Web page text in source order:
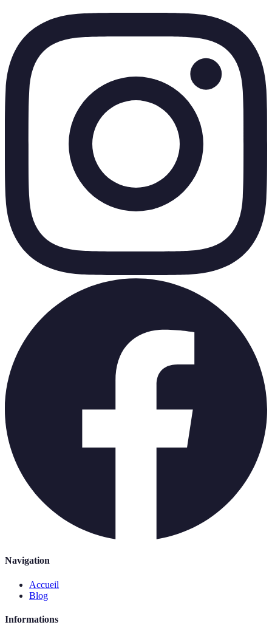
Navigation
Accueil
Blog
Informations